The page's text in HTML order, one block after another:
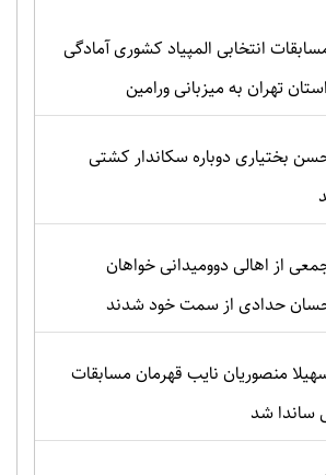
انتخابی المپیاد کشوری آمادگی
تهران به میزبانی ورامین
بختیاری دوباره سکاندار کشتی
از اهالی دوومیدانی خواهان
حدادی از سمت خود شدند
منصوریان نایب قهرمان مسابقات
ساندا شد